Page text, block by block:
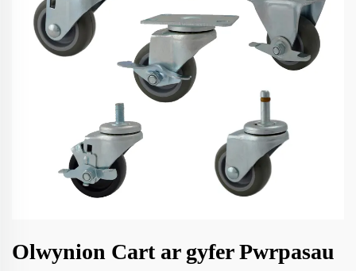
Olwynion Cart ar gyfer Pwrpasau